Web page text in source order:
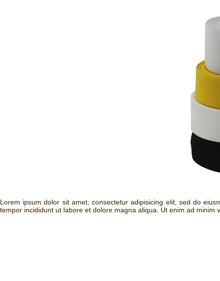
Lorem ipsum dolor sit amet, consectetur adipisicing elit, sed do
tempor incididunt ut labore et dolore magna aliqua. Ut enim ad